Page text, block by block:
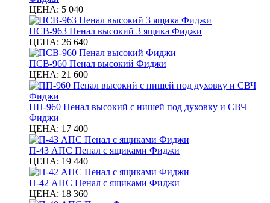
ЦЕНА: 5 040
ПСВ-963 Пенал высокий 3 ящика Фиджи
ЦЕНА: 26 640
ПСВ-960 Пенал высокий Фиджи
ЦЕНА: 21 600
ПП-960 Пенал высокий с нишей под духовку и СВЧ
Фиджи
ЦЕНА: 17 400
П-43 АПС Пенал с ящиками Фиджи
ЦЕНА: 19 440
П-42 АПС Пенал с ящиками Фиджи
ЦЕНА: 18 360